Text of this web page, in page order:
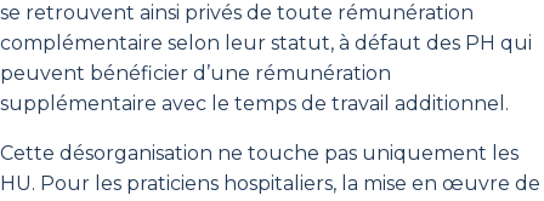
se retrouvent ainsi privés de toute rémunération
complémentaire selon leur statut, à défaut des PH qui
peuvent bénéficier d’une rémunération
supplémentaire avec le temps de travail additionnel.
Cette désorganisation ne touche pas uniquement les
HU. Pour les praticiens hospitaliers, la mise en œuvre de